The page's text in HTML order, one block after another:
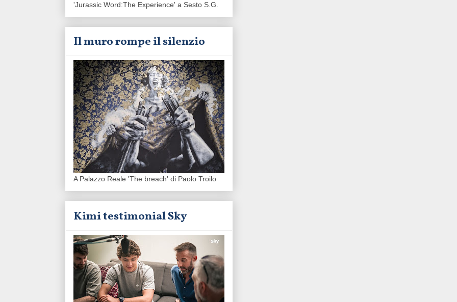
'Jurassic Word:The Experience' a Sesto S.G.
Il muro rompe il silenzio
A Palazzo Reale 'The breach' di Paolo Troilo
Kimi testimonial Sky